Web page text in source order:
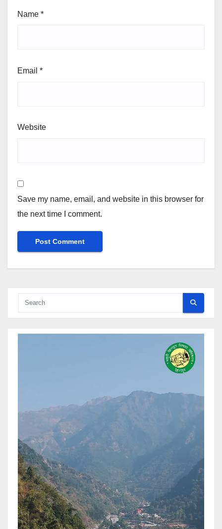
Name *
Email *
Website
Save my name, email, and website in this browser for
the next time I comment.